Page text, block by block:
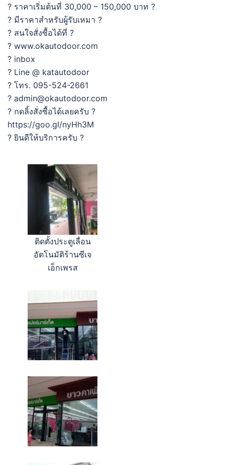
? ราคาเริ่มต้นที่ 30,000 – 150,000 บาท ?
? มีราคาสำหรับผู้รับเหมา ?
? สนใจสั่งซื้อได้ที่ ?
? www.okautodoor.com
? inbox
? Line @ katautodoor
? โทร. 095-524-2661
? admin@okautodoor.com
? กดลิ้งสั่งซื้อได้เลยครับ ?
https://goo.gl/nyHh3M
? ยินดีให้บริการครับ ?
ติดตั้งประตูเลื่อน
อัตโนมัติร้านซีเจ
เอ็กเพรส